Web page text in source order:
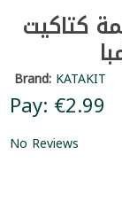
كتاكيت
Brand: KATAKIT
Pay: €2.99
No Reviews